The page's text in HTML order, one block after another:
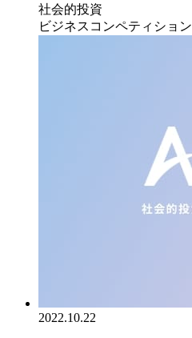
社会的投資
ビジネスコンペティション
2022.10.22